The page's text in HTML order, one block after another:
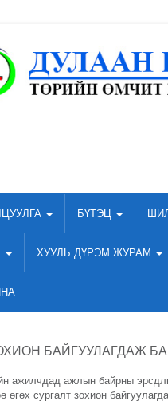
БҮТЭЦ
ХУУЛЬ ДҮРЭМ ЖУРАМ
БАЙГУУЛАГДАЖ
ажилчдад ажлын байрны
өгөх сургалт зохион